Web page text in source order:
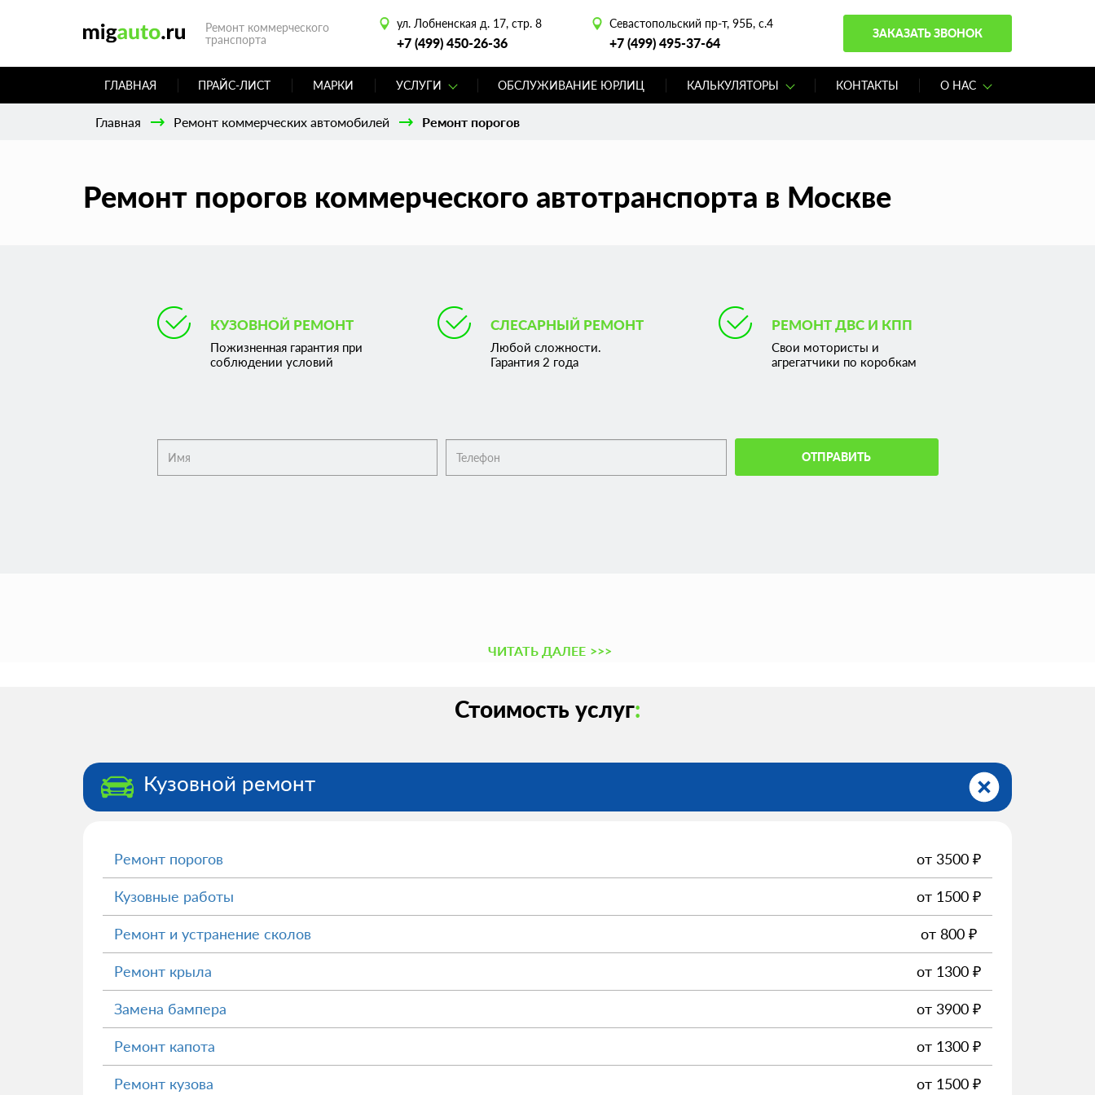
Ремонт коммерческого
транспорта
ул. Лобненская д. 17, стр. 8
+7 (499) 450-26-36
Севастопольский пр-т, 95Б, с.4
+7 (499) 495-37-64
ЗАКАЗАТЬ ЗВОНОК
ГЛАВНАЯ ПРАЙС-ЛИСТ МАРКИ УСЛУГИ ОБСЛУЖИВАНИЕ ЮРЛИЦ КАЛЬКУЛЯТОРЫ КОНТАКТЫ О НАС
Главная Ремонт коммерческих автомобилей Ремонт порогов
Ремонт порогов коммерческого автотранспорта в Москве
КУЗОВНОЙ РЕМОНТ
Пожизненная гарантия при
соблюдении условий
СЛЕСАРНЫЙ РЕМОНТ
Любой сложности.
Гарантия 2 года
РЕМОНТ ДВС И КПП
Свои мотористы и
агрегатчики по коробкам
ОТПРАВИТЬ
ЧИТАТЬ ДАЛЕЕ >>>
Стоимость услуг:
Кузовной ремонт
Ремонт порогов от 3500 ₽
Кузовные работы от 1500 ₽
Ремонт и устранение сколов от 800 ₽
Ремонт крыла от 1300 ₽
Замена бампера от 3900 ₽
Ремонт капота от 1300 ₽
Ремонт кузова от 1500 ₽